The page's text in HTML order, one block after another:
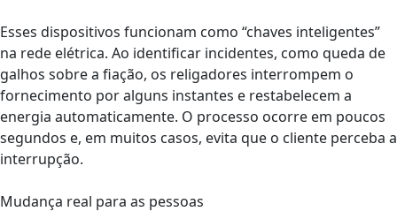
Esses dispositivos funcionam como “chaves inteligentes”
na rede elétrica. Ao identificar incidentes, como queda de
galhos sobre a fiação, os religadores interrompem o
fornecimento por alguns instantes e restabelecem a
energia automaticamente. O processo ocorre em poucos
segundos e, em muitos casos, evita que o cliente perceba a
interrupção.
Mudança real para as pessoas